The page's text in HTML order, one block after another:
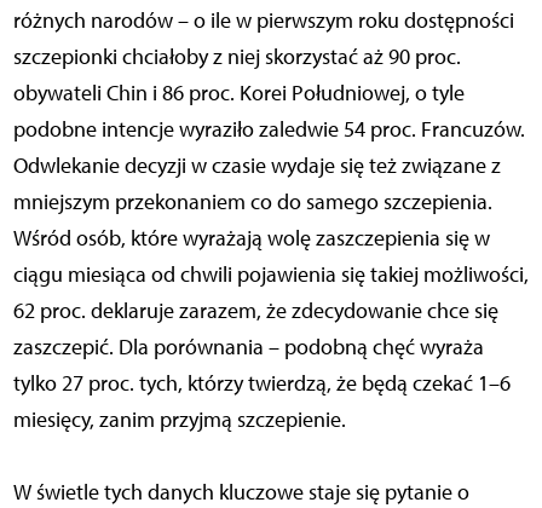
różnych narodów – o ile w pierwszym roku dostępności
szczepionki chciałoby z niej skorzystać aż 90 proc.
obywateli Chin i 86 proc. Korei Południowej, o tyle
podobne intencje wyraziło zaledwie 54 proc. Francuzów.
Odwlekanie decyzji w czasie wydaje się też związane z
mniejszym przekonaniem co do samego szczepienia.
Wśród osób, które wyrażają wolę zaszczepienia się w
ciągu miesiąca od chwili pojawienia się takiej możliwości,
62 proc. deklaruje zarazem, że zdecydowanie chce się
zaszczepić. Dla porównania – podobną chęć wyraża
tylko 27 proc. tych, którzy twierdzą, że będą czekać 1–6
miesięcy, zanim przyjmą szczepienie.
W świetle tych danych kluczowe staje się pytanie o